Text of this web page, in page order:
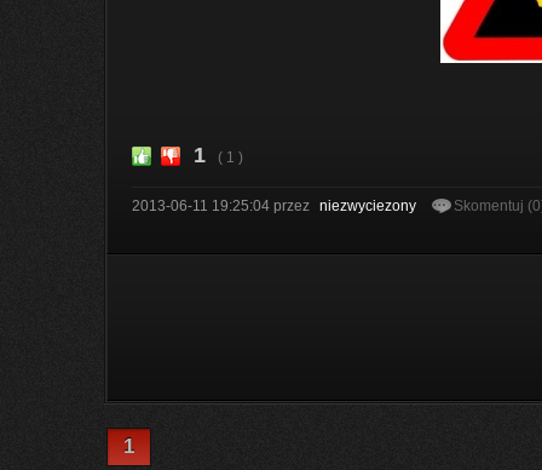
1 ( 1 )
2013-06-11 19:25:04 przez niezwyciezony Skomentuj
1